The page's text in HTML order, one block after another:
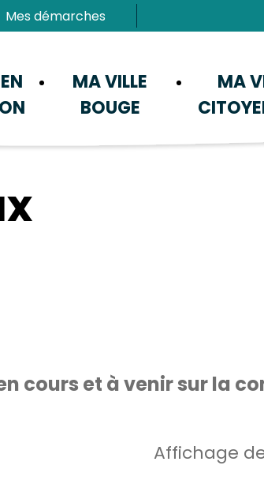
au contenu
Mes démarches
MA VILLE
BOUGE
MA
cours et à venir sur la
Affichage